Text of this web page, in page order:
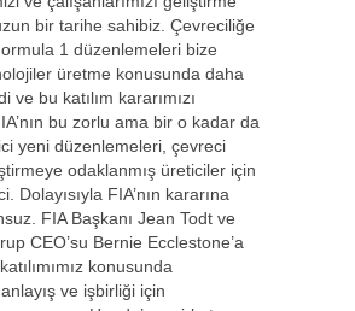
bir tarihe sahibiz. Çevreciliğe
1 düzenlemeleri bize
üretme konusunda daha
ve bu katılım kararımızı
bu zorlu ama bir o kadar da
yeni düzenlemeleri, çevreci
odaklanmış üreticiler için
Dolayısıyla FIA’nın kararına
FIA Başkanı Jean Todt ve
CEO’su Bernie Ecclestone’a
konusunda
ve işbirliği için